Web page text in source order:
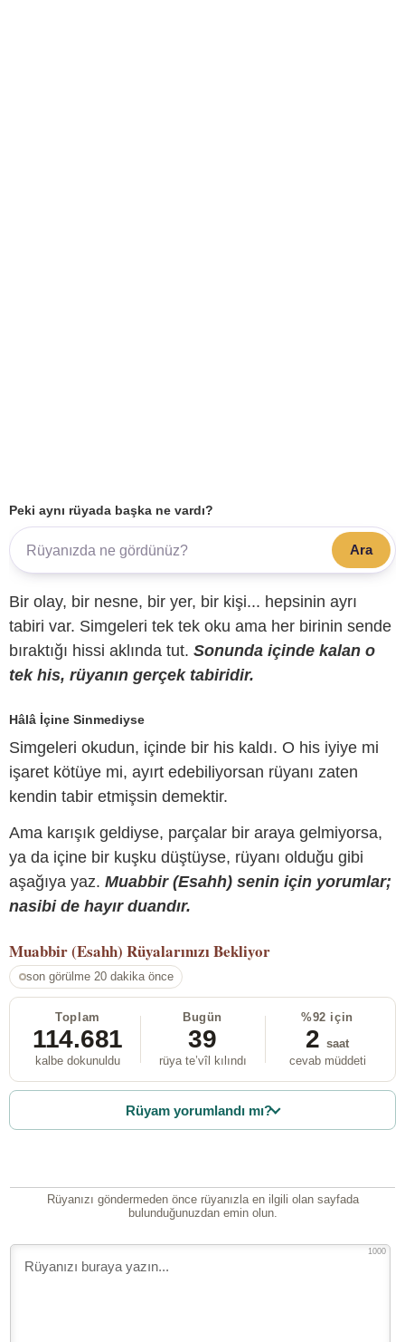
Peki aynı rüyada başka ne vardı?
Ara
Bir olay, bir nesne, bir yer, bir kişi... hepsinin ayrı
tabiri var. Simgeleri tek tek oku ama her birinin sende
bıraktığı hissi aklında tut. Sonunda içinde kalan o
tek his, rüyanın gerçek tabiridir.
Hâlâ İçine Sinmediyse
Simgeleri okudun, içinde bir his kaldı. O his iyiye mi
işaret kötüye mi, ayırt edebiliyorsan rüyanı zaten
kendin tabir etmişsin demektir.
Ama karışık geldiyse, parçalar bir araya gelmiyorsa,
ya da içine bir kuşku düştüyse, rüyanı olduğu gibi
aşağıya yaz. Muabbir (Esahh) senin için yorumlar;
nasibi de hayır duandır.
Muabbir (Esahh) Rüyalarınızı Bekliyor
son görülme 20 dakika önce
Toplam
114.681
kalbe dokunuldu
Bugün
39
rüya te’vîl kılındı
%92 için
2 saat
cevab müddeti
Rüyam yorumlandı mı?
Rüyanızı göndermeden önce rüyanızla en ilgili olan sayfada
bulunduğunuzdan emin olun.
1000